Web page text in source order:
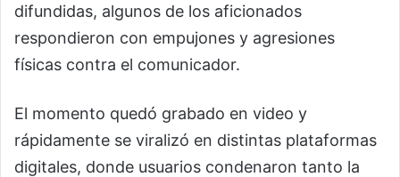
difundidas, algunos de los aficionados
respondieron con empujones y agresiones
físicas contra el comunicador.
El momento quedó grabado en video y
rápidamente se viralizó en distintas plataformas
digitales, donde usuarios condenaron tanto la